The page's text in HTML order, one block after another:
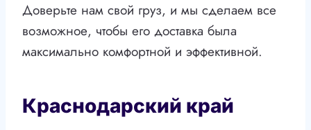
Доверьте нам свой груз, и мы сделаем все
возможное, чтобы его доставка была
максимально комфортной и эффективной.
Краснодарский край